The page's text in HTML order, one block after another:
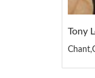
Tony